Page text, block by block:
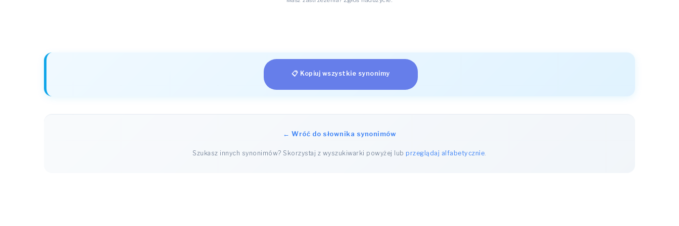
📋 Kopiuj wszystkie synonimy
← Wróć do słownika synonimów
Szukasz innych synonimów? Skorzystaj z wyszukiwarki powyżej lubprzeglądaj alfabetycznie.